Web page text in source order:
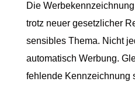
Die
trotz neuer gesetzlicher
sensibles Thema. Nicht
automatisch Werbung.
fehlende Kennzeichnung